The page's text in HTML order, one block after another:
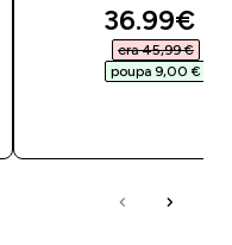
36.99€‎
era 45,99 €‎
poupa 9,00 €‎